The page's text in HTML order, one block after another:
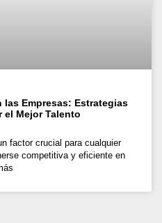
las Empresas: Estrategias
el Mejor Talento
factor crucial para cualquier
competitiva y eficiente en